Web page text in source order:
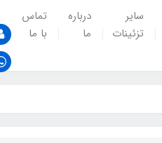
سایر
تزئینات
درباره
ما
تماس
با ما